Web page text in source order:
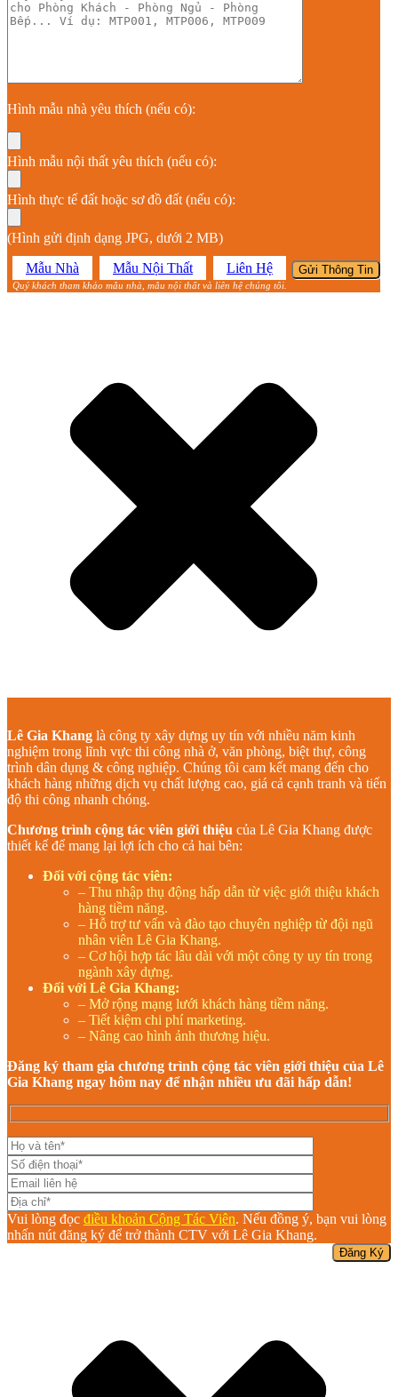
Hình mẫu nhà yêu thích (nếu có):
Hình mẫu nội thất yêu thích (nếu có):
Hình thực tế đất hoặc sơ đồ đất (nếu có):
(Hình gửi định dạng JPG, dưới 2 MB)
Mẫu Nhà
Mẫu Nội Thất Liên Hệ
Quý khách tham khảo mẫu nhà, mẫu nội thất và liên hệ chúng tôi.
Lê Gia Khang là công ty xây dựng uy tín với nhiều năm kinh
nghiệm trong lĩnh vực thi công nhà ở, văn phòng, biệt thự, công
trình dân dụng & công nghiệp. Chúng tôi cam kết mang đến cho
khách hàng những dịch vụ chất lượng cao, giá cả cạnh tranh và tiến
độ thi công nhanh chóng.
Chương trình cộng tác viên giới thiệu của Lê Gia Khang được
thiết kế để mang lại lợi ích cho cả hai bên:
Đối với cộng tác viên:
– Thu nhập thụ động hấp dẫn từ việc giới thiệu khách
hàng tiềm năng.
– Hỗ trợ tư vấn và đào tạo chuyên nghiệp từ đội ngũ
nhân viên Lê Gia Khang.
– Cơ hội hợp tác lâu dài với một công ty uy tín trong
ngành xây dựng.
Đối với Lê Gia Khang:
– Mở rộng mạng lưới khách hàng tiềm năng.
– Tiết kiệm chi phí marketing.
– Nâng cao hình ảnh thương hiệu.
Đăng ký tham gia chương trình cộng tác viên giới thiệu của Lê
Gia Khang ngay hôm nay để nhận nhiều ưu đãi hấp dẫn!
Vui lòng đọc điều khoản Cộng Tác Viên. Nếu đồng ý, bạn vui lòng
nhấn nút đăng ký để trở thành CTV với Lê Gia Khang.